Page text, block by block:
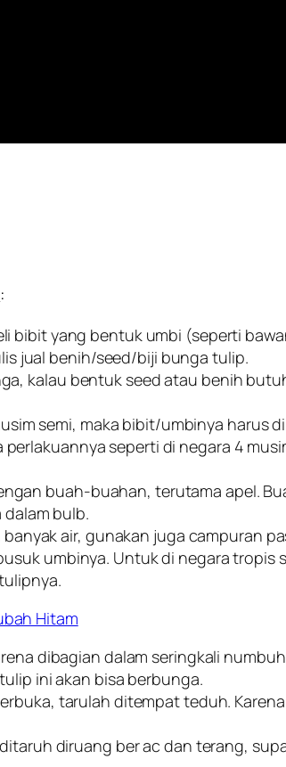
:
bibit yang bentuk umbi (seperti
jual benih/seed/biji bunga tulip.
kalau bentuk seed atau benih
semi, maka bibit/umbinya harus
seperti di negara 4
buah-buahan, terutama apel.
bulb.
air, gunakan juga campuran
umbinya. Untuk di negara tropis
Hitam
dibagian dalam seringkali
ini akan bisa berbunga.
tarulah ditempat teduh.
diruang ber ac dan terang,